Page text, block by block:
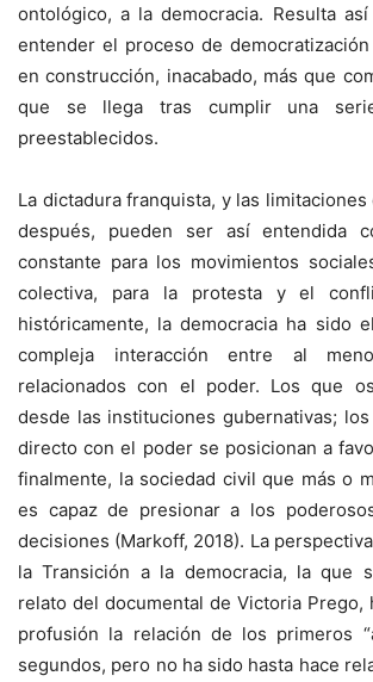
ontológico, a la democracia. Resulta
entender el proceso de
en construcción, inacabado, más que
que se llega tras cumplir una
preestablecidos.
La dictadura franquista, y las
después, pueden ser así entendida
constante para los movimientos
colectiva, para la protesta y el
históricamente, la democracia ha sido
compleja interacción entre al
relacionados con el poder. Los que
desde las instituciones gubernativas;
directo con el poder se posicionan a
finalmente, la sociedad civil que más o
es capaz de presionar a los
decisiones (Markoff, 2018). La
la Transición a la democracia, la que
relato del documental de Victoria Prego,
profusión la relación de los primeros
segundos, pero no ha sido hasta hace